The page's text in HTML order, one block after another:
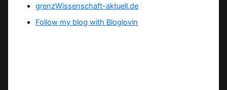
grenzWissenschaft-aktuell.de
Follow my blog with Bloglovin